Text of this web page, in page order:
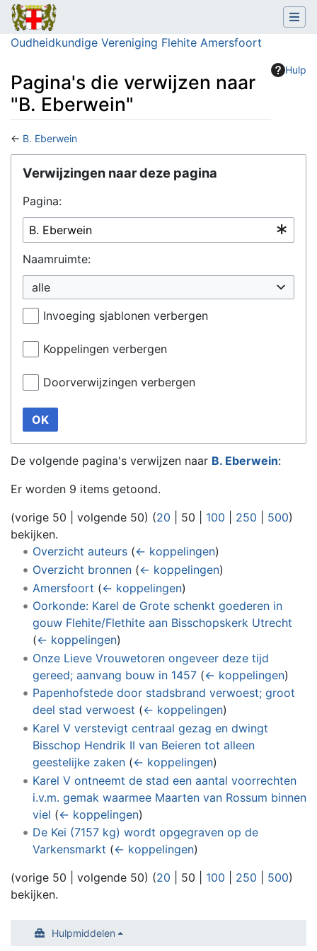
Oudheidkundige Vereniging Flehite Amersfoort
Hulp
Pagina's die verwijzen naar
"B. Eberwein"
← B. Eberwein
Ga naar:navigatie,zoeken
Verwijzingen naar deze pagina
Pagina:
Naamruimte:
alle
Invoeging sjablonen verbergen
Koppelingen verbergen
Doorverwijzingen verbergen
OK
De volgende pagina's verwijzen naar B. Eberwein:
Er worden 9 items getoond.
(vorige 50 volgende 50) (20 50 100 250 500)
bekijken.
Overzicht auteurs (← koppelingen)
Overzicht bronnen (← koppelingen)
Amersfoort (← koppelingen)
Oorkonde: Karel de Grote schenkt goederen in
gouw Flehite/Flethite aan Bisschopskerk Utrecht
(← koppelingen)
Onze Lieve Vrouwetoren ongeveer deze tijd
gereed; aanvang bouw in 1457 (← koppelingen)
Papenhofstede door stadsbrand verwoest; groot
deel stad verwoest (← koppelingen)
Karel V verstevigt centraal gezag en dwingt
Bisschop Hendrik II van Beieren tot alleen
geestelijke zaken (← koppelingen)
Karel V ontneemt de stad een aantal voorrechten
i.v.m. gemak waarmee Maarten van Rossum binnen
viel (← koppelingen)
De Kei (7157 kg) wordt opgegraven op de
Varkensmarkt (← koppelingen)
(vorige 50 volgende 50) (20 50 100 250 500)
bekijken.
Hulpmiddelen